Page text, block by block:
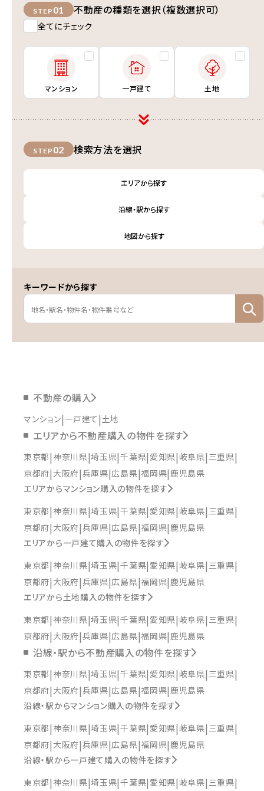
STEP 01 不動産の種類を選択（複数選択可）
全てにチェック
マンション 一戸建て 土地
STEP 02 検索方法を選択
エリアから探す
沿線・駅から探す
地図から探す
キーワードから探す
不動産の購入
マンション 一戸建て 土地
エリアから不動産購入の物件を探す
東京都 神奈川県 埼玉県 千葉県 愛知県 岐阜県 三重県
京都府 大阪府 兵庫県 広島県 福岡県 鹿児島県
エリアからマンション購入の物件を探す
東京都 神奈川県 埼玉県 千葉県 愛知県 岐阜県 三重県
京都府 大阪府 兵庫県 広島県 福岡県 鹿児島県
エリアから一戸建て購入の物件を探す
東京都 神奈川県 埼玉県 千葉県 愛知県 岐阜県 三重県
京都府 大阪府 兵庫県 広島県 福岡県 鹿児島県
エリアから土地購入の物件を探す
東京都 神奈川県 埼玉県 千葉県 愛知県 岐阜県 三重県
京都府 大阪府 兵庫県 広島県 福岡県 鹿児島県
沿線・駅から不動産購入の物件を探す
東京都 神奈川県 埼玉県 千葉県 愛知県 岐阜県 三重県
京都府 大阪府 兵庫県 広島県 福岡県 鹿児島県
沿線・駅からマンション購入の物件を探す
東京都 神奈川県 埼玉県 千葉県 愛知県 岐阜県 三重県
京都府 大阪府 兵庫県 広島県 福岡県 鹿児島県
沿線・駅から一戸建て購入の物件を探す
東京都 神奈川県 埼玉県 千葉県 愛知県 岐阜県 三重県